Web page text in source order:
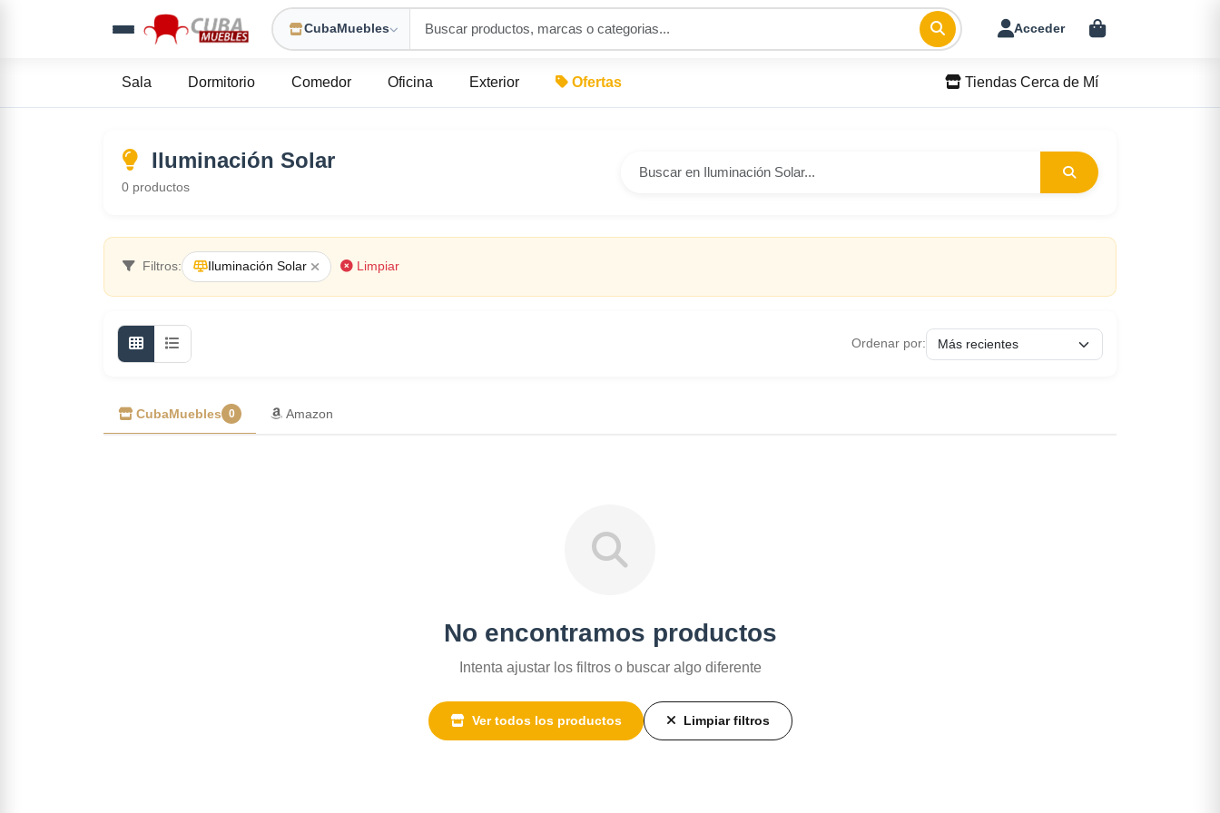
CubaMuebles Acceder
Sala Dormitorio Comedor Oficina Exterior Ofertas Tiendas Cerca de Mí
Iluminación Solar
0 productos
Filtros: Iluminación Solar Limpiar
Ordenar por:
CubaMuebles 0 Amazon
No encontramos productos
Intenta ajustar los filtros o buscar algo diferente
Ver todos los productos Limpiar filtros